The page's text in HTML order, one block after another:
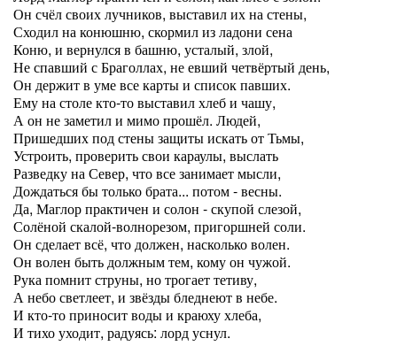
Он счёл своих лучников, выставил их на стены,
Сходил на конюшню, скормил из ладони сена
Коню, и вернулся в башню, усталый, злой,
Не спавший с Браголлах, не евший четвёртый день,
Он держит в уме все карты и список павших.
Ему на столе кто-то выставил хлеб и чашу,
А он не заметил и мимо прошёл. Людей,
Пришедших под стены защиты искать от Тьмы,
Устроить, проверить свои караулы, выслать
Разведку на Север, что все занимает мысли,
Дождаться бы только брата... потом - весны.
Да, Маглор практичен и солон - скупой слезой,
Солёной скалой-волнорезом, пригоршней соли.
Он сделает всё, что должен, насколько волен.
Он волен быть должным тем, кому он чужой.
Рука помнит струны, но трогает тетиву,
А небо светлеет, и звёзды бледнеют в небе.
И кто-то приносит воды и краюху хлеба,
И тихо уходит, радуясь: лорд уснул.